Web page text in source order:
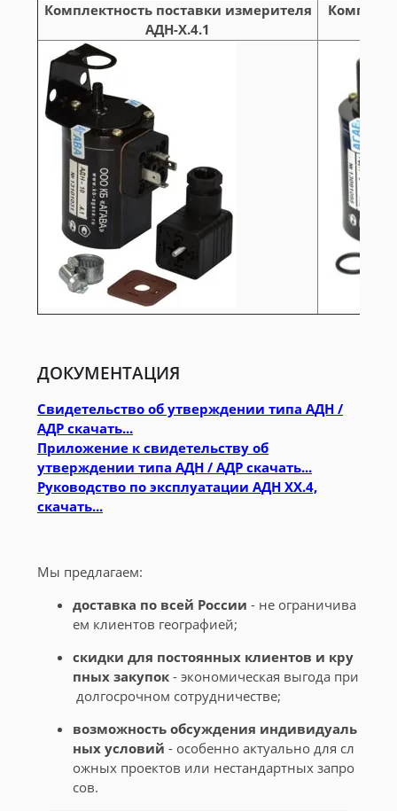
Комплектность поставки измерителя
АДН-Х.4.1
ДОКУМЕНТАЦИЯ
Свидетельство об утверждении типа АДН /
АДР скачать...
Приложение к свидетельству об
утверждении типа АДН / АДР скачать...
Руководство по эксплуатации АДН ХХ.4,
скачать...
Мы предлагаем:
доставка по всей России - не ограничива
ем клиентов географией;
скидки для постоянных клиентов и кру
пных закупок - экономическая выгода при
долгосрочном сотрудничестве;
возможность обсуждения индивидуаль
ных условий - особенно актуально для сл
ожных проектов или нестандартных запро
сов.